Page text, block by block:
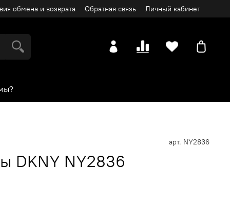
обмена и возврата Обратная связь Личный кабинет
арт. NY2836
DKNY NY2836